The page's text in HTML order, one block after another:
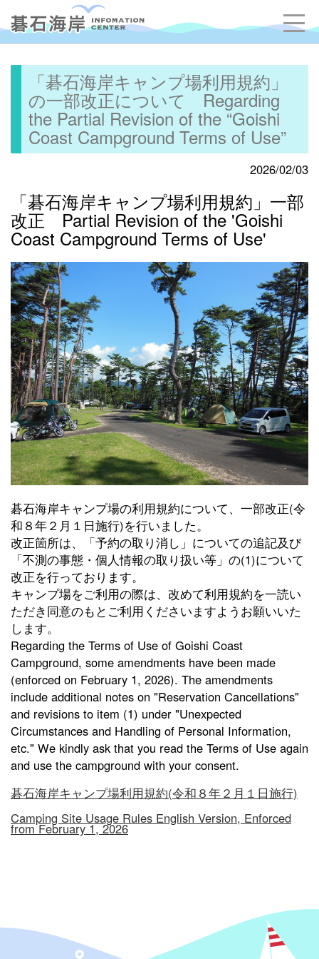
「碁石海岸キャンプ場利用規約」
の一部改正について Regarding
the Partial Revision of the “Goishi
Coast Campground Terms of Use”
2026/02/03
「碁石海岸キャンプ場利用規約」一部
改正 Partial Revision of the 'Goishi
Coast Campground Terms of Use'
碁石海岸キャンプ場の利用規約について、一部改正(令
和８年２月１日施行)を行いました。
改正箇所は、「予約の取り消し」についての追記及び
「不測の事態・個人情報の取り扱い等」の(1)について
改正を行っております。
キャンプ場をご利用の際は、改めて利用規約を一読い
ただき同意のもとご利用くださいますようお願いいた
します。
Regarding the Terms of Use of Goishi Coast
Campground, some amendments have been made
(enforced on February 1, 2026). The amendments
include additional notes on "Reservation Cancellations"
and revisions to item (1) under "Unexpected
Circumstances and Handling of Personal Information,
etc." We kindly ask that you read the Terms of Use again
and use the campground with your consent.
碁石海岸キャンプ場利用規約(令和８年２月１日施行)
Camping Site Usage Rules English Version, Enforced
from February 1, 2026